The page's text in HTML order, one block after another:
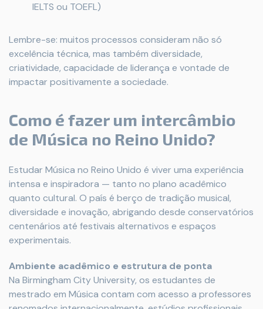
IELTS ou TOEFL)
Lembre-se: muitos processos consideram não só
excelência técnica, mas também diversidade,
criatividade, capacidade de liderança e vontade de
impactar positivamente a sociedade.
Como é fazer um intercâmbio
de Música no Reino Unido?
Estudar Música no Reino Unido é viver uma experiência
intensa e inspiradora — tanto no plano acadêmico
quanto cultural. O país é berço de tradição musical,
diversidade e inovação, abrigando desde conservatórios
centenários até festivais alternativos e espaços
experimentais.
Ambiente acadêmico e estrutura de ponta
Na Birmingham City University, os estudantes de
mestrado em Música contam com acesso a professores